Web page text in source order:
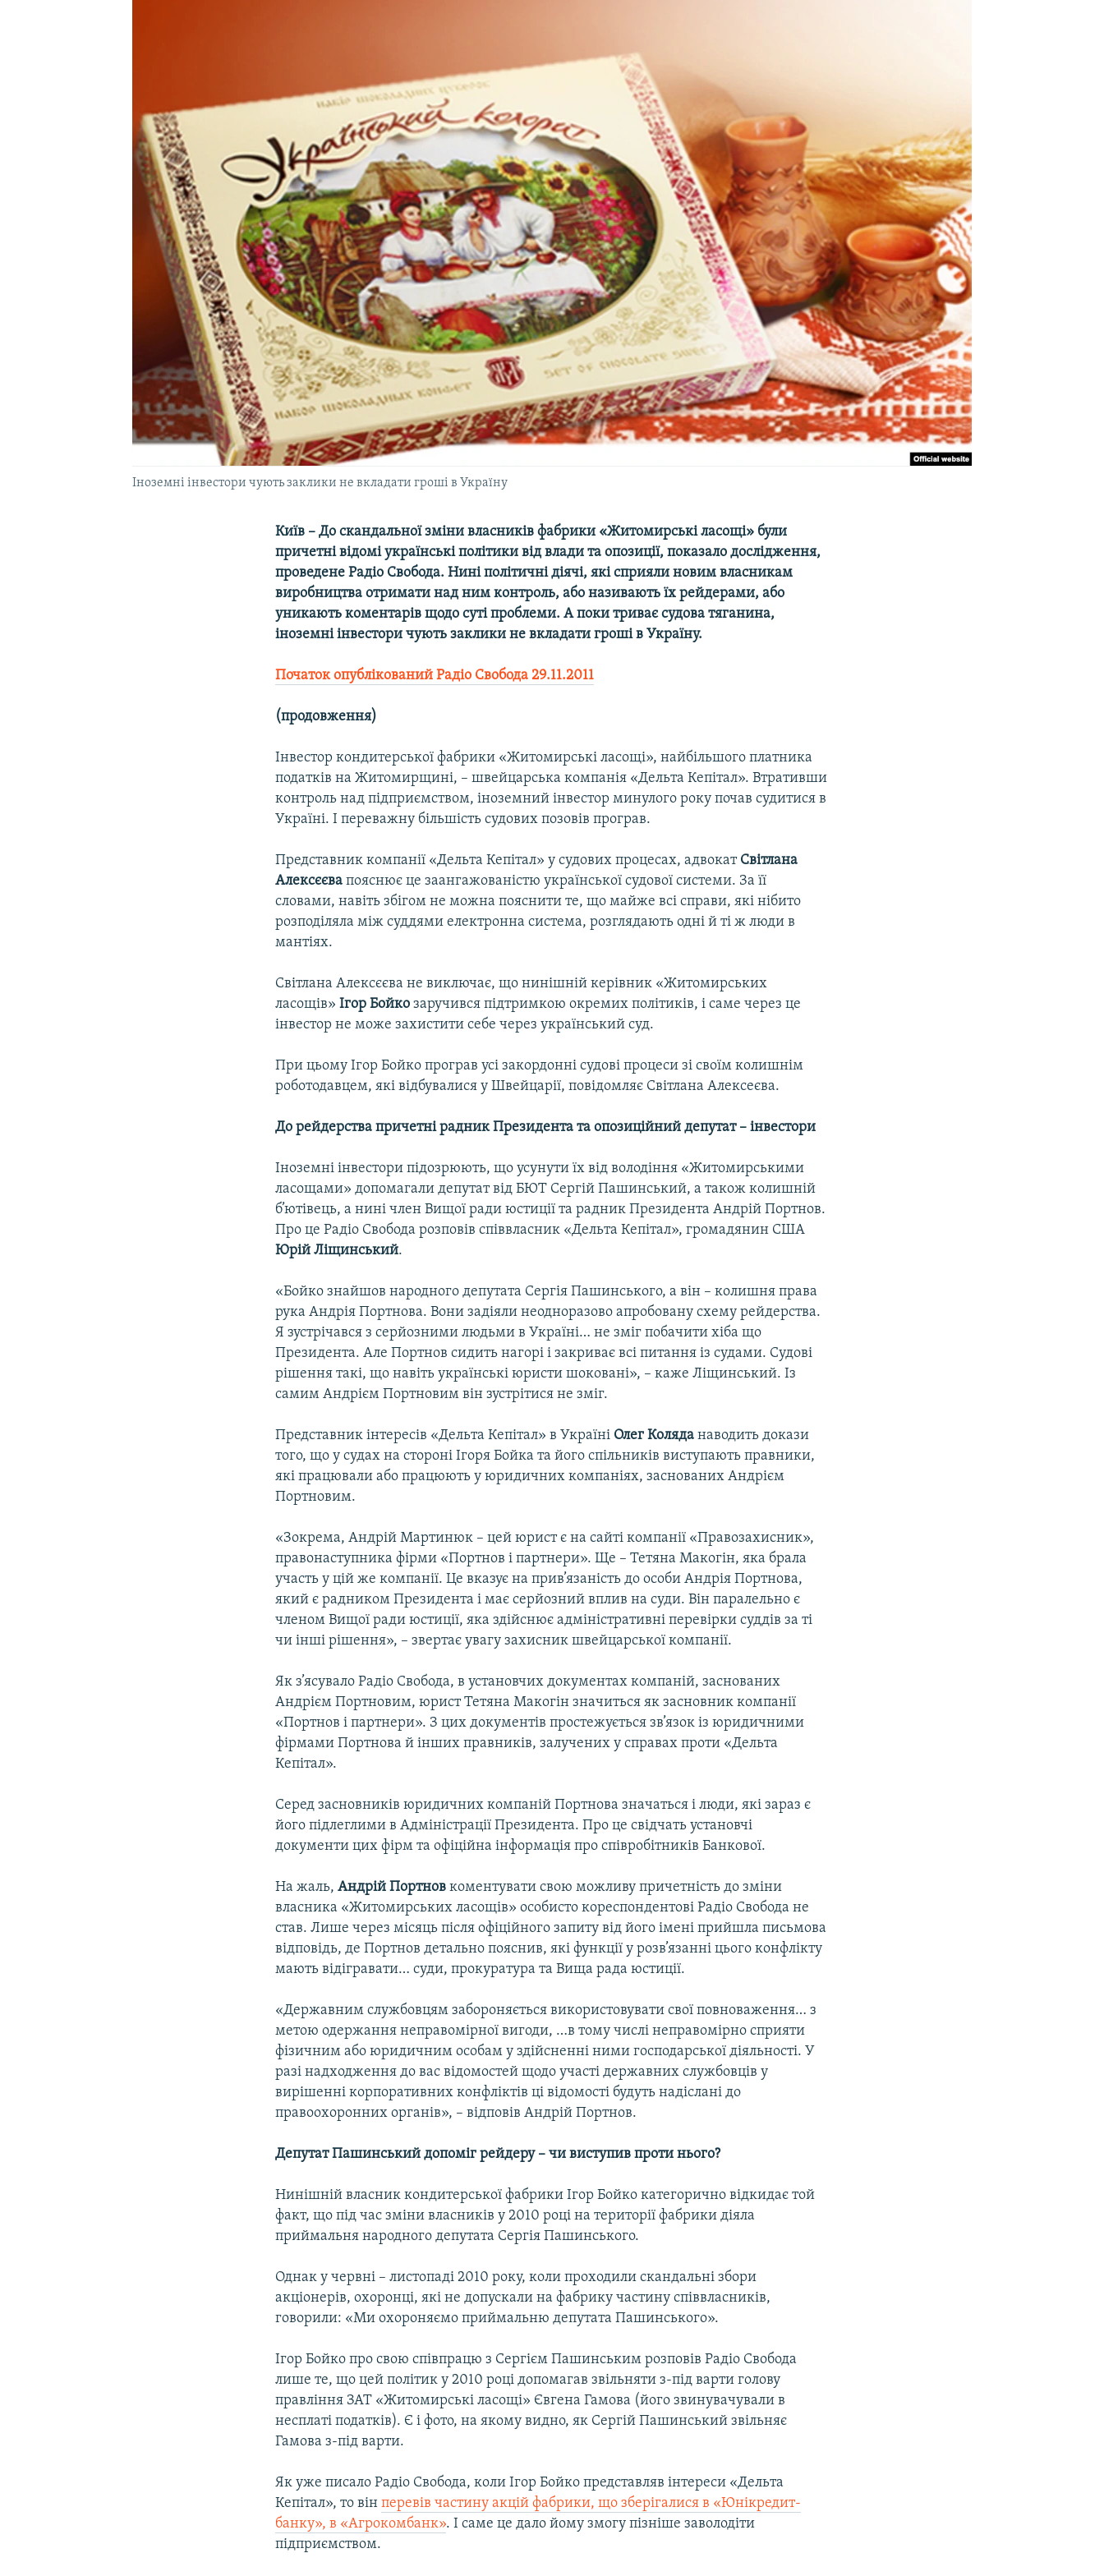
Іноземні інвестори чують заклики не вкладати гроші в Україну
Київ – До скандальної зміни власників фабрики «Житомирські ласощі» були
причетні відомі українські політики від влади та опозиції, показало дослідження,
проведене Радіо Свобода. Нині політичні діячі, які сприяли новим власникам
виробництва отримати над ним контроль, або називають їх рейдерами, або
уникають коментарів щодо суті проблеми. А поки триває судова тяганина,
іноземні інвестори чують заклики не вкладати гроші в Україну.
Початокопублікований Радіо Свобода 29.11.2011
(продовження)
Інвестор кондитерської фабрики «Житомирські ласощі», найбільшого платника
податків на Житомирщині, – швейцарська компанія «Дельта Кепітал». Втративши
контроль над підприємством, іноземний інвестор минулого року почав судитися в
Україні. І переважну більшість судових позовів програв.
Представник компанії «Дельта Кепітал» у судових процесах, адвокат Світлана
Алексєєва пояснює це заангажованістю української судової системи. За її
словами, навіть збігом не можна пояснити те, що майже всі справи, які нібито
розподіляла між суддями електронна система, розглядають одні й ті ж люди в
мантіях.
Світлана Алексєєва не виключає, що нинішній керівник «Житомирських
ласощів»Ігор Бойко заручився підтримкою окремих політиків, і саме через це
інвестор не може захистити себе через український суд.
При цьому Ігор Бойко програв усі закордонні судові процеси зі своїм колишнім
роботодавцем, які відбувалися у Швейцарії, повідомляє Світлана Алексеєва.
До рейдерства причетні радник Президента та опозиційний депутат – інвестори
Іноземні інвестори підозрюють, що усунути їх від володіння «Житомирськими
ласощами» допомагали депутат від БЮТ Сергій Пашинський, а також колишній
б’ютівець, а нині член Вищої ради юстиції та радник Президента Андрій Портнов.
Про це Радіо Свобода розповів співвласник «Дельта Кепітал», громадянин США
Юрій Ліщинський.
«Бойко знайшов народного депутата Сергія Пашинського, а він – колишня права
рука Андрія Портнова. Вони задіяли неодноразово апробовану схему рейдерства.
Я зустрічався з серйозними людьми в Україні… не зміг побачити хіба що
Президента. Але Портнов сидить нагорі і закриває всі питання із судами. Судові
рішення такі, що навіть українські юристи шоковані», – каже Ліщинський. Із
самим Андрієм Портновим він зустрітися не зміг.
Представник інтересів «Дельта Кепітал» в Україні Олег Коляда наводить докази
того, що у судах на стороні Ігоря Бойка та його спільників виступають правники,
які працювали або працюють у юридичних компаніях, заснованих Андрієм
Портновим.
«Зокрема, Андрій Мартинюк – цей юрист є на сайті компанії «Правозахисник»,
правонаступника фірми «Портнов і партнери». Ще – Тетяна Макогін, яка брала
участь у цій же компанії. Це вказує на прив’язаність до особи Андрія Портнова,
який є радником Президента і має серйозний вплив на суди. Він паралельно є
членом Вищої ради юстиції, яка здійснює адміністративні перевірки суддів за ті
чи інші рішення», – звертає увагу захисник швейцарської компанії.
Як з’ясувало Радіо Свобода, в установчих документах компаній, заснованих
Андрієм Портновим, юрист Тетяна Макогін значиться як засновник компанії
«Портнов і партнери». З цих документів простежується зв’язок із юридичними
фірмами Портнова й інших правників, залучених у справах проти «Дельта
Кепітал».
Серед засновників юридичних компаній Портнова значаться і люди, які зараз є
його підлеглими в Адміністрації Президента. Про це свідчать установчі
документи цих фірм та офіційна інформація про співробітників Банкової.
На жаль,Андрій Портнов коментувати свою можливу причетність до зміни
власника «Житомирських ласощів» особисто кореспондентові Радіо Свобода не
став. Лише через місяць після офіційного запиту від його імені прийшла письмова
відповідь, де Портнов детально пояснив, які функції у розв’язанні цього конфлікту
мають відігравати… суди, прокуратура та Вища рада юстиції.
«Державним службовцям забороняється використовувати свої повноваження… з
метою одержання неправомірної вигоди, …в тому числі неправомірно сприяти
фізичним або юридичним особам у здійсненні ними господарської діяльності. У
разі надходження до вас відомостей щодо участі державних службовців у
вирішенні корпоративних конфліктів ці відомості будуть надіслані до
правоохоронних органів», – відповів Андрій Портнов.
Депутат Пашинський допоміг рейдеру – чи виступив проти нього?
Нинішній власник кондитерської фабрики Ігор Бойко категорично відкидає той
факт, що під час зміни власників у 2010 році на території фабрики діяла
приймальня народного депутата Сергія Пашинського.
Однак у червні – листопаді 2010 року, коли проходили скандальні збори
акціонерів, охоронці, які не допускали на фабрику частину співвласників,
говорили: «Ми охороняємо приймальню депутата Пашинського».
Ігор Бойко про свою співпрацю з Сергієм Пашинським розповів Радіо Свобода
лише те, що цей політик у 2010 році допомагав звільняти з-під варти голову
правління ЗАТ «Житомирські ласощі» Євгена Гамова (його звинувачували в
несплаті податків). Є і фото, на якому видно, як Сергій Пашинський звільняє
Гамова з-під варти.
Як уже писало Радіо Свобода, коли Ігор Бойко представляв інтереси «Дельта
Кепітал», то вінперевів частину акцій фабрики, що зберігалися в «Юнікредит-
банку», в «Агрокомбанк». І саме це дало йому змогу пізніше заволодіти
підприємством.